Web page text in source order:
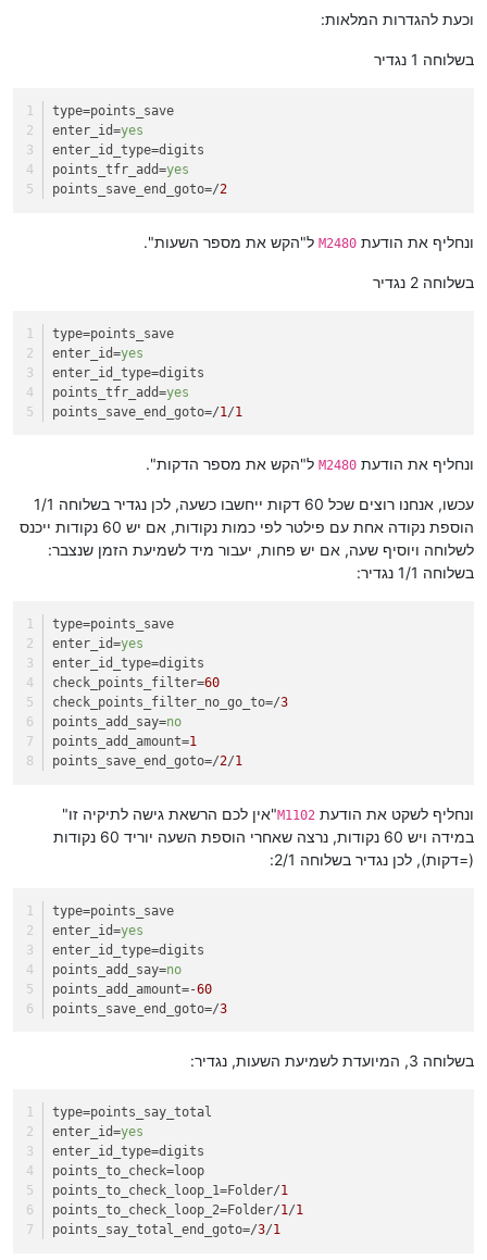
וכעת להגדרות המלאות:
בשלוחה 1 נגדיר
type=points_save
enter_id=yes
enter_id_type=digits
points_tfr_add=yes
points_save_end_goto=/2
ונחליף את הודעת M2480 ל"הקש את מספר השעות".
בשלוחה 2 נגדיר
type=points_save
enter_id=yes
enter_id_type=digits
points_tfr_add=yes
points_save_end_goto=/1/1
ונחליף את הודעת M2480 ל"הקש את מספר הדקות".
עכשו, אנחנו רוצים שכל 60 דקות ייחשבו כשעה, לכן נגדיר בשלוחה 1/1
הוספת נקודה אחת עם פילטר לפי כמות נקודות, אם יש 60 נקודות ייכנס
לשלוחה ויוסיף שעה, אם יש פחות, יעבור מיד לשמיעת הזמן שנצבר:
בשלוחה 1/1 נגדיר:
type=points_save
enter_id=yes
enter_id_type=digits
check_points_filter=60
check_points_filter_no_go_to=/3
points_add_say=no
points_add_amount=1
points_save_end_goto=/2/1
ונחליף לשקט את הודעת M1102"אין לכם הרשאת גישה לתיקיה זו"
במידה ויש 60 נקודות, נרצה שאחרי הוספת השעה יוריד 60 נקודות
(=דקות), לכן נגדיר בשלוחה 2/1:
type=points_save
enter_id=yes
enter_id_type=digits
points_add_say=no
points_add_amount=-60
points_save_end_goto=/3
בשלוחה 3, המיועדת לשמיעת השעות, נגדיר:
type=points_say_total
enter_id=yes
enter_id_type=digits
points_to_check=loop
points_to_check_loop_1=Folder/1
points_to_check_loop_2=Folder/1/1
points_say_total_end_goto=/3/1